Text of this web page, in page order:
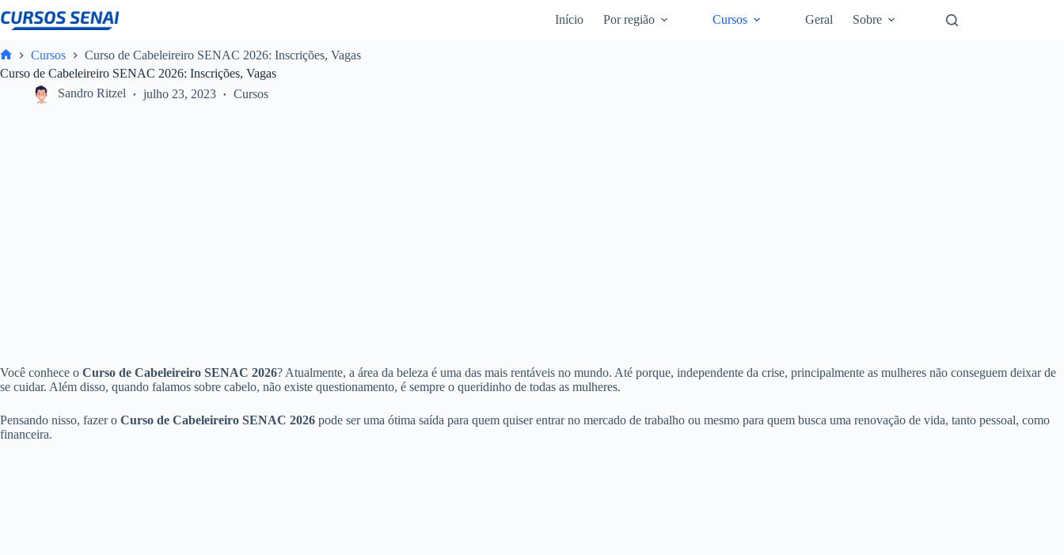
para
conteúdo
Início Por região Cursos Geral Sobre
Home
Cursos
Curso de Cabeleireiro SENAC 2026: Inscrições, Vagas
Curso de Cabeleireiro SENAC 2026: Inscrições, Vagas
Sandro Ritzel
julho 23, 2023 Cursos
Você conhece o Curso de Cabeleireiro SENAC 2026? Atualmente, a área da beleza é uma das mais rentáveis no mundo. Até porque, independente da crise, principalmente as mulheres não conseguem deixar de
se cuidar. Além disso, quando falamos sobre cabelo, não existe questionamento, é sempre o queridinho de todas as mulheres.
Pensando nisso, fazer o Curso de Cabeleireiro SENAC 2026 pode ser uma ótima saída para quem quiser entrar no mercado de trabalho ou mesmo para quem busca uma renovação de vida, tanto pessoal, como
financeira.